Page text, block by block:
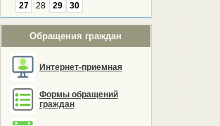
27
28 29 30
Обращения граждан
Интернет-приемная
Формы обращений
граждан